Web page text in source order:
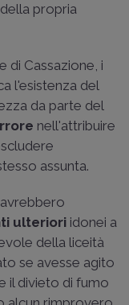
propria
di Cassazione, i
l'esistenza del
da parte del
nell'attribuire
assunta.
ulteriori idonei a
della liceità
se avesse agito
il divieto di fumo